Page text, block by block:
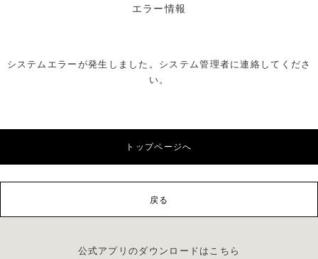
エラー情報
システムエラーが発生しました。システム管理者に連絡してくださ
い。
戻る
トップページへ
公式アプリのダウンロードはこちら